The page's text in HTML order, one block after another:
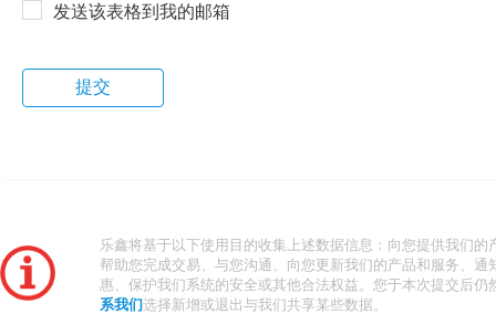
发送该表格到我的邮箱
乐鑫将基于以下使用目的收集上述数据信息：向您提供我们的
帮助您完成交易、与您沟通、向您更新我们的产品和服务、通
惠、保护我们系统的安全或其他合法权益。您于本次提交后仍
系我们 选择新增或退出与我们共享某些数据。